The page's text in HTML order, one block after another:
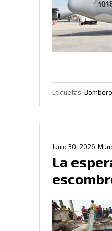
Etiquetas:
Junio 30, 2026
La